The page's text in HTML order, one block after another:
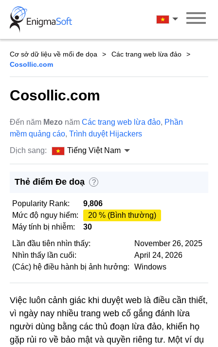
Skip
content
Tiếng Việt
Cơ sở dữ liệu về mối đe dọa
Các trang web lừa đảo
Cosollic.com
Cosollic.com
Đến năm Mezo năm Các trang web lừa đảo, Phần
mềm quảng cáo, Trình duyệt Hijackers
Dịch sang:
Tiếng Việt Nam
Thẻ điểm Đe doạ ?
Popularity Rank:
9,806
Mức độ nguy hiểm:
20 % (Bình thường)
Máy tính bị nhiễm:
30
Lần đầu tiên nhìn thấy:
November 26, 2025
Nhìn thấy lần cuối:
April 24, 2026
(Các) hệ điều hành bị ảnh hưởng:
Windows
Việc luôn cảnh giác khi duyệt web là điều cần thiết,
vì ngày nay nhiều trang web cố gắng đánh lừa
người dùng bằng các thủ đoạn lừa đảo, khiến họ
gặp rủi ro về bảo mật và quyền riêng tư. Một ví dụ